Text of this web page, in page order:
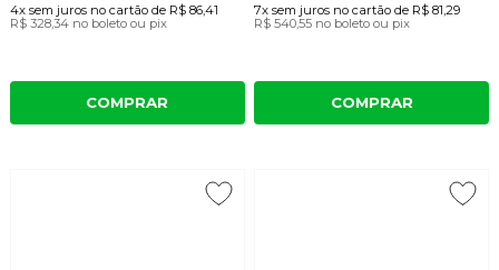
4x sem juros no cartãode R$ 86,41
R$ 328,34 no boleto ou pix
COMPRAR
7x sem juros no cartão de R$ 81,29
R$ 540,55 no boleto ou pix
COMPRAR